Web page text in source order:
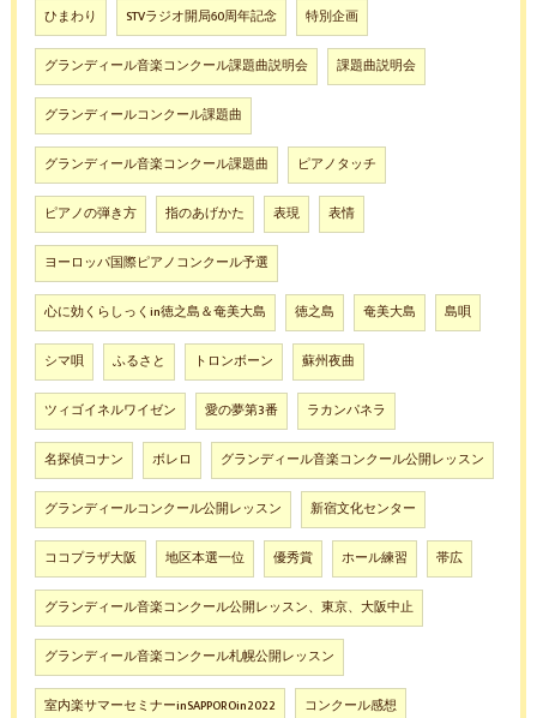
ひまわり STVラジオ開局60周年記念 特別企画
グランディール音楽コンクール課題曲説明会 課題曲説明会
グランディールコンクール課題曲
グランディール音楽コンクール課題曲 ピアノタッチ
ピアノの弾き方 指のあげかた 表現 表情
ヨーロッパ国際ピアノコンクール予選
心に効くらしっくin徳之島＆奄美大島 徳之島 奄美大島 島唄
シマ唄 ふるさと トロンボーン 蘇州夜曲
ツィゴイネルワイゼン 愛の夢第3番 ラカンパネラ
名探偵コナン ボレロ グランディール音楽コンクール公開レッスン
グランディールコンクール公開レッスン 新宿文化センター
ココプラザ大阪 地区本選一位 優秀賞 ホール練習 帯広
グランディール音楽コンクール公開レッスン、東京、大阪中止
グランディール音楽コンクール札幌公開レッスン
室内楽サマーセミナーinSAPPOROin2022 コンクール感想